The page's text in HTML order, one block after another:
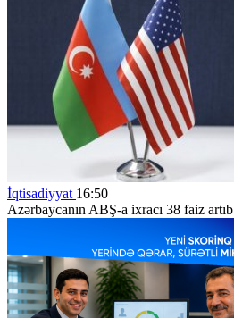
İqtisadiyyat 16:50
Azərbaycanın ABŞ-a ixracı 38 faiz artıb